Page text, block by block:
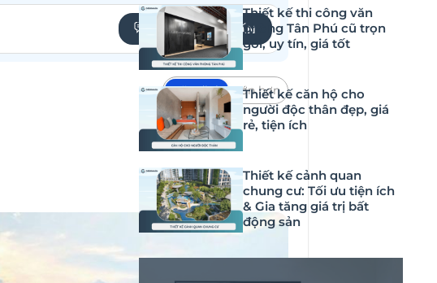
YÊU CẦU TƯ VẤN
Mặc định Lớn hơn
cà phê đặc sắc, nơi mỗi quán cafe không
còn là không gian sáng tạo qua từng
đại và sang trọng, 15 quán cafe view
không thể bỏ qua khi tới thành phố này.
Thiết kế thi công văn
phòng Tân Phú cũ trọn
gói, uy tín, giá tốt
Thiết kế căn hộ cho
người độc thân đẹp, giá
rẻ, tiện ích
Thiết kế cảnh quan
chung cư: Tối ưu tiện ích
& Gia tăng giá trị bất
động sản